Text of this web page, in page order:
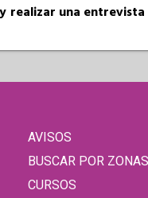
una entrevista
AVISOS
BUSCAR POR ZONAS
CURSOS